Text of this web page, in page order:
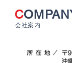
C
会社案内